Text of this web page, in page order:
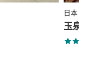
日本 ·
玉泉